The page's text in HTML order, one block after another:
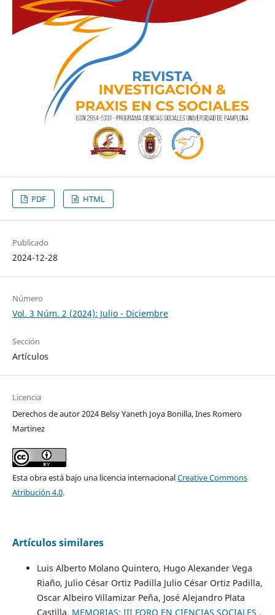
PDF HTML
Publicado
2024-12-28
Número
Vol. 3 Núm. 2 (2024): Julio - Diciembre
Sección
Artículos
Licencia
Derechos de autor 2024 Belsy Yaneth Joya Bonilla, Ines Romero
Martinez
Esta obra está bajo una licencia internacionalCreative Commons
Atribución 4.0.
Artículos similares
Luis Alberto Molano Quintero, Hugo Alexander Vega
Riaño, Julio César Ortiz Padilla Julio César Ortiz Padilla,
Oscar Albeiro Villamizar Peña, José Alejandro Plata
Castilla, MEMORIAS: III FORO EN CIENCIAS SOCIALES ,